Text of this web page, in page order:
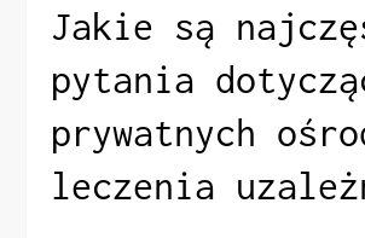
Jakie są
pytania
prywatnych
leczenia